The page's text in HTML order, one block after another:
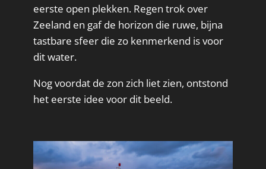
eerste open plekken. Regen trok over
Zeeland en gaf de horizon die ruwe, bijna
tastbare sfeer die zo kenmerkend is voor
dit water.
Nog voordat de zon zich liet zien, ontstond
het eerste idee voor dit beeld.